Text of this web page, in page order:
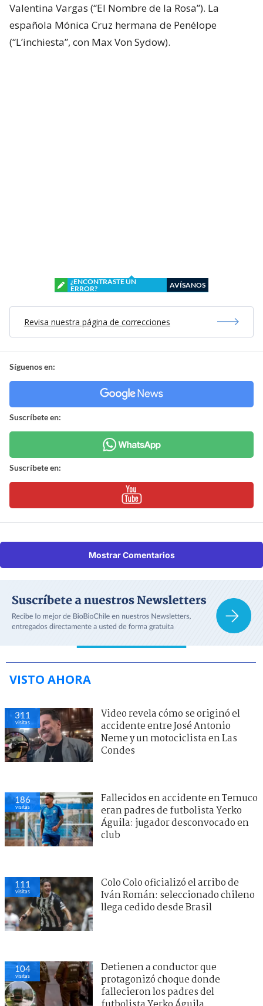
Valentina Vargas (“El Nombre de la Rosa”). La
española Mónica Cruz hermana de Penélope
(“L’inchiesta”, con Max Von Sydow).
¿ENCONTRASTE UN
ERROR?
AVÍSANOS
Revisa nuestra página de correcciones
Síguenos en:
Suscríbete en:
Suscríbete en:
Mostrar Comentarios
VISTO AHORA
311
visitas
Video revela cómo se originó el
accidente entre José Antonio
Neme y un motociclista en Las
Condes
186
visitas
Fallecidos en accidente en Temuco
eran padres de futbolista Yerko
Águila: jugador desconvocado en
club
111
visitas
Colo Colo oficializó el arribo de
Iván Román: seleccionado chileno
llega cedido desde Brasil
104
visitas
Detienen a conductor que
protagonizó choque donde
fallecieron los padres del